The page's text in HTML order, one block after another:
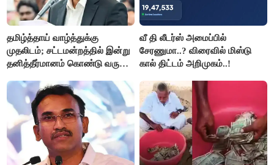
தமிழ்த்தாய் வாழ்த்துக்கு
முதலிடம்; சட்டமன்றத்தில் இன்று
தனித்தீர்மானம் கொண்டு வரும்
வீ தி லீடர்ஸ் அமைப்பில்
சேரணுமா..? விரைவில் மிஸ்டு
கால் திட்டம் அறிமுகம்..!